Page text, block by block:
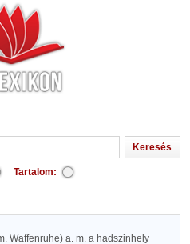
Tartalom:
Waffenruhe) a. m. a hadszinhely